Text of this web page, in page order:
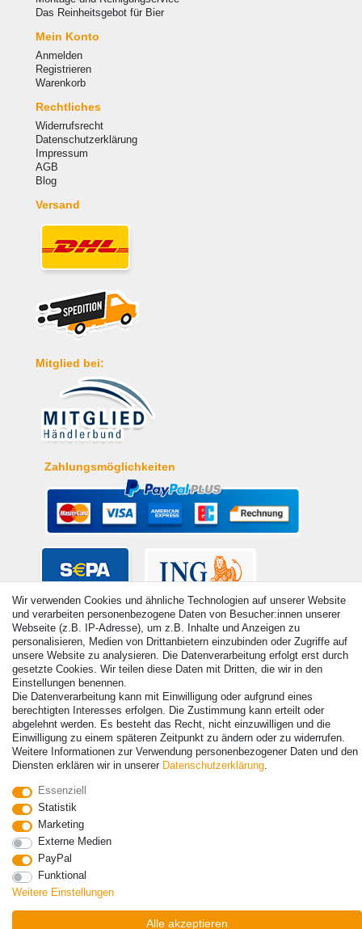
Das Reinheitsgebot für Bier
Mein Konto
Anmelden
Registrieren
Warenkorb
Rechtliches
Widerrufsrecht
Datenschutzerklärung
Impressum
AGB
Blog
Versand
Mitglied bei:
Zahlungsmöglichkeiten
© Copyright 2026 | Alle Rechte vorbehalten. - Alle Rechte vorbehalten.
Preisangaben inkl. gesetzl. 19% MwSt. | Grundpreise siehe Artikeldetail | *Gilt für
Lieferungen nach Deutschland!
Wir verwenden Cookies und ähnliche Technologien auf unserer Website
und verarbeiten personenbezogene Daten von Besucher:innen unserer
Webseite (z.B. IP-Adresse), um z.B. Inhalte und Anzeigen zu
personalisieren, Medien von Drittanbietern einzubinden oder Zugriffe auf
unsere Website zu analysieren. Die Datenverarbeitung erfolgt erst durch
gesetzte Cookies. Wir teilen diese Daten mit Dritten, die wir in den
Einstellungen benennen.
Die Datenverarbeitung kann mit Einwilligung oder aufgrund eines
berechtigten Interesses erfolgen. Die Zustimmung kann erteilt oder
abgelehnt werden. Es besteht das Recht, nicht einzuwilligen und die
Einwilligung zu einem späteren Zeitpunkt zu ändern oder zu widerrufen.
Weitere Informationen zur Verwendung personenbezogener Daten und den
Diensten erklären wir in unserer Daten­schutz­erklärung.
Essenziell
Statistik
Marketing
Externe Medien
PayPal
Funktional
Weitere Einstellungen
Alle akzeptieren